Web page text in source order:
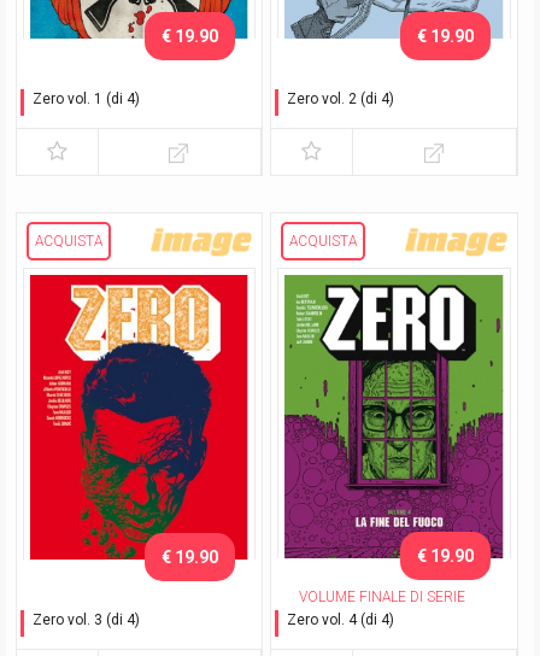
Zero vol. 1 (di 4)
€ 19.90
Zero vol. 2 (di 4)
€ 19.90
ACQUISTA
Zero vol. 3 (di 4)
€ 19.90
ACQUISTA
VOLUME FINALE DI SERIE
Zero vol. 4 (di 4)
€ 19.90